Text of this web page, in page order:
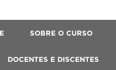
SOBRE O CURSO
DOCENTES E DISCENTES